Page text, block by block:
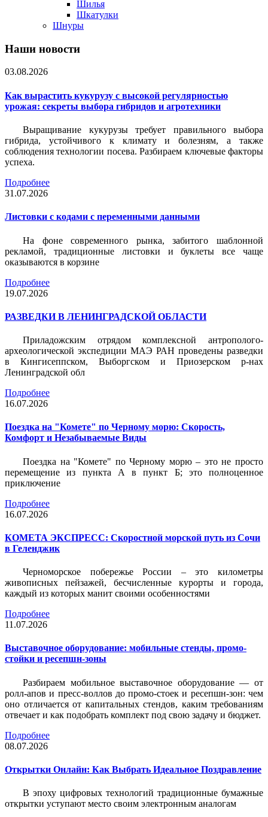
Шилья
Шкатулки
Шнуры
Наши новости
03.08.2026
Как вырастить кукурузу с высокой регулярностью
урожая: секреты выбора гибридов и агротехники
Выращивание кукурузы требует правильного выбора
гибрида, устойчивого к климату и болезням, а также
соблюдения технологии посева. Разбираем ключевые факторы
успеха.
Подробнее
31.07.2026
Листовки c кодами с переменными данными
На фоне современного рынка, забитого шаблонной
рекламой, традиционные листовки и буклеты все чаще
оказываются в корзине
Подробнее
19.07.2026
РАЗВЕДКИ В ЛЕНИНГРАДСКОЙ ОБЛАСТИ
Приладожским отрядом комплексной антрополого-
археологической экспедиции МАЭ РАН проведены разведки
в Кингисеппском, Выборгском и Приозерском р-нах
Ленинградской обл
Подробнее
16.07.2026
Поездка на "Комете" по Черному морю: Скорость,
Комфорт и Незабываемые Виды
Поездка на "Комете" по Черному морю – это не просто
перемещение из пункта А в пункт Б; это полноценное
приключение
Подробнее
16.07.2026
КОМЕТА ЭКСПРЕСС: Скоростной морской путь из Сочи
в Геленджик
Черноморское побережье России – это километры
живописных пейзажей, бесчисленные курорты и города,
каждый из которых манит своими особенностями
Подробнее
11.07.2026
Выставочное оборудование: мобильные стенды, промо-
стойки и ресепшн-зоны
Разбираем мобильное выставочное оборудование — от
ролл-апов и пресс-воллов до промо-стоек и ресепшн-зон: чем
оно отличается от капитальных стендов, каким требованиям
отвечает и как подобрать комплект под свою задачу и бюджет.
Подробнее
08.07.2026
Открытки Онлайн: Как Выбрать Идеальное Поздравление
В эпоху цифровых технологий традиционные бумажные
открытки уступают место своим электронным аналогам